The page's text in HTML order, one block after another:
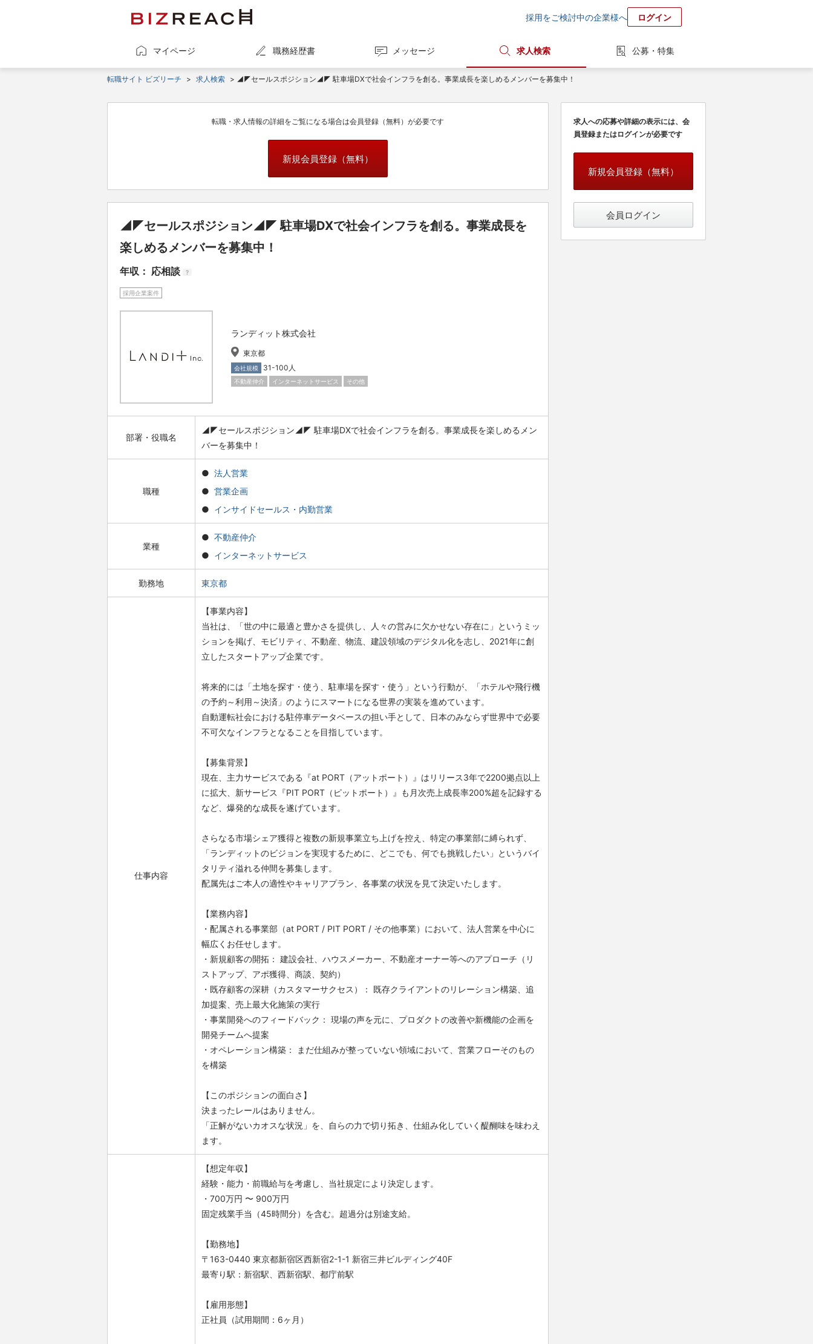
採用をご検討中の企業様へ ログイン
マイページ 職務経歴書 メッセージ 求人検索 公募・特集
転職サイト ビズリーチ > 求人検索 > ◢◤セールスポジション◢◤ 駐車場DXで社会インフラを創る。事業成長を楽しめるメンバーを募集中！
転職・求人情報の詳細をご覧になる場合は会員登録（無料）が必要です
新規会員登録（無料）
◢◤セールスポジション◢◤ 駐車場DXで社会インフラを創る。事業成長を
楽しめるメンバーを募集中！
年収： 応相談 ?
採用企業案件
ランディット株式会社
東京都
会社規模 31-100人
不動産仲介 インターネットサービス その他
部署・役職名
◢◤セールスポジション◢◤ 駐車場DXで社会インフラを創る。事業成長を楽しめるメン
バーを募集中！
職種
法人営業
営業企画
インサイドセールス・内勤営業
業種
不動産仲介
インターネットサービス
勤務地 東京都
仕事内容
【事業内容】
当社は、「世の中に最適と豊かさを提供し、人々の営みに欠かせない存在に」というミッ
ションを掲げ、モビリティ、不動産、物流、建設領域のデジタル化を志し、2021年に創
立したスタートアップ企業です。
将来的には「土地を探す・使う、駐車場を探す・使う」という行動が、「ホテルや飛行機
の予約～利用～決済」のようにスマートになる世界の実装を進めています。
自動運転社会における駐停車データベースの担い手として、日本のみならず世界中で必要
不可欠なインフラとなることを目指しています。
【募集背景】
現在、主力サービスである『at PORT（アットポート）』はリリース3年で2200拠点以上
に拡大、新サービス『PIT PORT（ピットポート）』も月次売上成長率200%超を記録する
など、爆発的な成長を遂げています。
さらなる市場シェア獲得と複数の新規事業立ち上げを控え、特定の事業部に縛られず、
「ランディットのビジョンを実現するために、どこでも、何でも挑戦したい」というバイ
タリティ溢れる仲間を募集します。
配属先はご本人の適性やキャリアプラン、各事業の状況を見て決定いたします。
【業務内容】
・配属される事業部（at PORT / PIT PORT / その他事業）において、法人営業を中心に
幅広くお任せします。
・新規顧客の開拓： 建設会社、ハウスメーカー、不動産オーナー等へのアプローチ（リ
ストアップ、アポ獲得、商談、契約）
・既存顧客の深耕（カスタマーサクセス）： 既存クライアントのリレーション構築、追
加提案、売上最大化施策の実行
・事業開発へのフィードバック： 現場の声を元に、プロダクトの改善や新機能の企画を
開発チームへ提案
・オペレーション構築： まだ仕組みが整っていない領域において、営業フローそのもの
を構築
【このポジションの面白さ】
決まったレールはありません。
「正解がないカオスな状況」を、自らの力で切り拓き、仕組み化していく醍醐味を味わえ
ます。
【想定年収】
経験・能力・前職給与を考慮し、当社規定により決定します。
・700万円 〜 900万円
固定残業手当（45時間分）を含む。超過分は別途支給。
【勤務地】
〒163-0440 東京都新宿区西新宿2-1-1 新宿三井ビルディング40F
最寄り駅：新宿駅、西新宿駅、都庁前駅
【雇用形態】
正社員（試用期間：6ヶ月）
求人への応募や詳細の表示には、会
員登録またはログインが必要です
新規会員登録（無料）
会員ログイン